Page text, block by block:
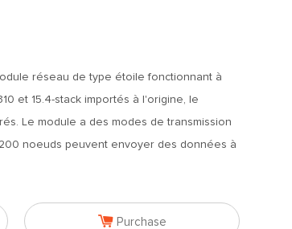
réseau de type étoile fonctionnant à
et 15.4-stack importés à l'origine, le
Le module a des modes de transmission
noeuds peuvent envoyer des données à
 Purchase